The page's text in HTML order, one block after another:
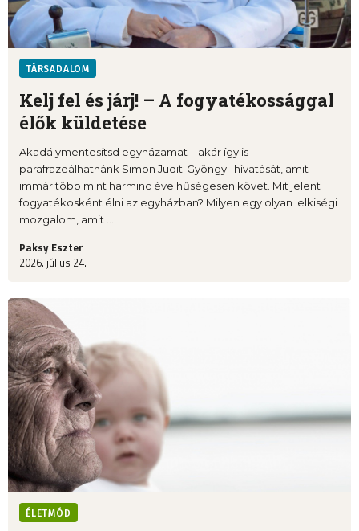
TÁRSADALOM
Kelj fel és járj! – A fogyatékossággal
élők küldetése
Akadálymentesítsd egyházamat – akár így is
parafrazeálhatnánk Simon Judit-Gyöngyi hívatását, amit
immár több mint harminc éve hűségesen követ. Mit jelent
fogyatékosként élni az egyházban? Milyen egy olyan lelkiségi
mozgalom, amit ...
Paksy Eszter
2026. július 24.
ÉLETMÓD